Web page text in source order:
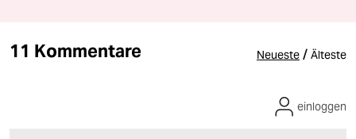
11 Kommentare Neueste / Älteste
einloggen